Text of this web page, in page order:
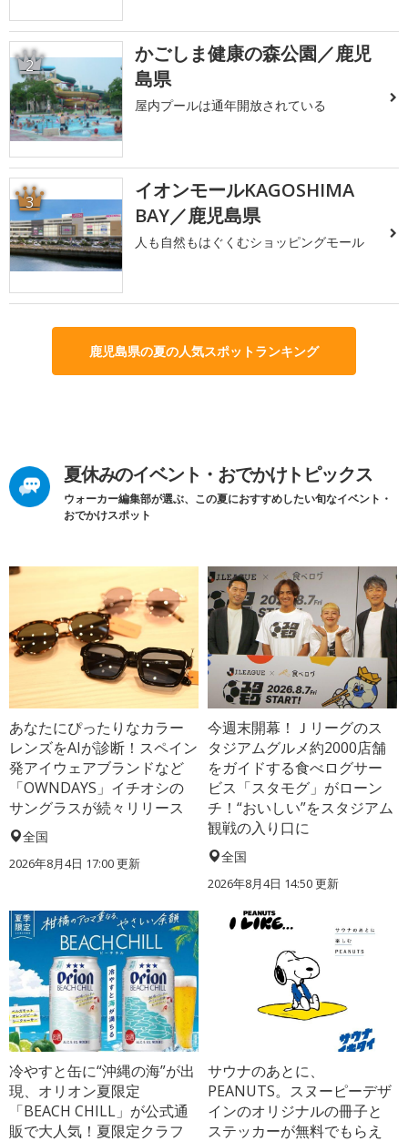
2
かごしま健康の森公園／鹿児
島県
屋内プールは通年開放されている
3
イオンモールKAGOSHIMA
BAY／鹿児島県
人も自然もはぐくむショッピングモール
鹿児島県の夏の人気スポットランキング
夏休みのイベント・おでかけトピックス
ウォーカー編集部が選ぶ、この夏におすすめしたい旬なイベント・
おでかけスポット
あなたにぴったりなカラー
レンズをAIが診断！スペイン
発アイウェアブランドなど
「OWNDAYS」イチオシの
サングラスが続々リリース
全国
2026年8月4日 17:00更新
今週末開幕！Ｊリーグのス
タジアムグルメ約2000店舗
をガイドする食べログサー
ビス「スタモグ」がローン
チ！“おいしい”をスタジアム
観戦の入り口に
全国
2026年8月4日 14:50更新
冷やすと缶に“沖縄の海”が出
現、オリオン夏限定
「BEACH CHILL」が公式通
販で大人気！夏限定クラフ
サウナのあとに、
PEANUTS。スヌーピーデザ
インのオリジナルの冊子と
ステッカーが無料でもらえ